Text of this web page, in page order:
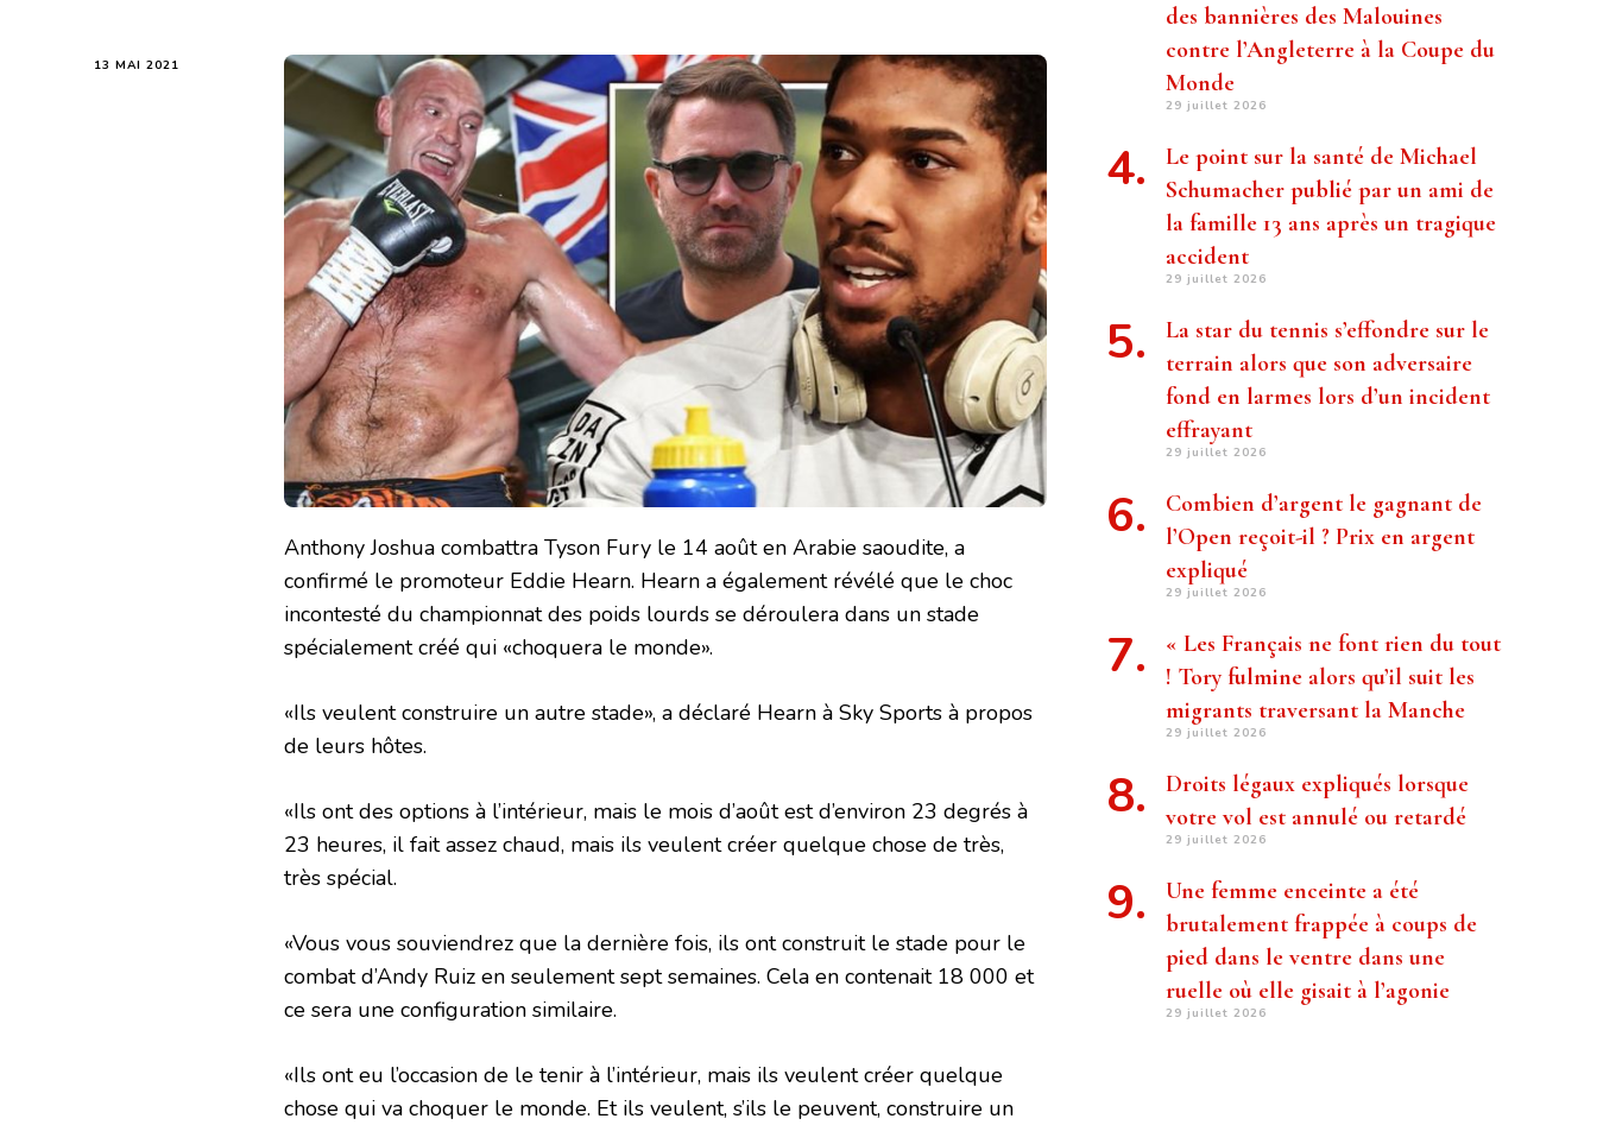
13 MAI 2021
Anthony Joshua combattra Tyson Fury le 14 août en Arabie saoudite, a
confirmé le promoteur Eddie Hearn. Hearn a également révélé que le choc
incontesté du championnat des poids lourds se déroulera dans un stade
spécialement créé qui «choquera le monde».
«Ils veulent construire un autre stade», a déclaré Hearn à Sky Sports à propos
de leurs hôtes.
«Ils ont des options à l’intérieur, mais le mois d’août est d’environ 23 degrés à
23 heures, il fait assez chaud, mais ils veulent créer quelque chose de très,
très spécial.
«Vous vous souviendrez que la dernière fois, ils ont construit le stade pour le
combat d’Andy Ruiz en seulement sept semaines. Cela en contenait 18 000 et
ce sera une configuration similaire.
«Ils ont eu l’occasion de le tenir à l’intérieur, mais ils veulent créer quelque
chose qui va choquer le monde. Et ils veulent, s’ils le peuvent, construire un
des bannières des Malouines
contre l’Angleterre à la Coupe du
Monde
29 juillet 2026
Le point sur la santé de Michael
Schumacher publié par un ami de
la famille 13 ans après un tragique
accident
29 juillet 2026
La star du tennis s’effondre sur le
terrain alors que son adversaire
fond en larmes lors d’un incident
effrayant
29 juillet 2026
Combien d’argent le gagnant de
l’Open reçoit-il ? Prix ​​en argent
expliqué
29 juillet 2026
« Les Français ne font rien du tout
! Tory fulmine alors qu’il suit les
migrants traversant la Manche
29 juillet 2026
Droits légaux expliqués lorsque
votre vol est annulé ou retardé
29 juillet 2026
Une femme enceinte a été
brutalement frappée à coups de
pied dans le ventre dans une
ruelle où elle gisait à l’agonie
29 juillet 2026